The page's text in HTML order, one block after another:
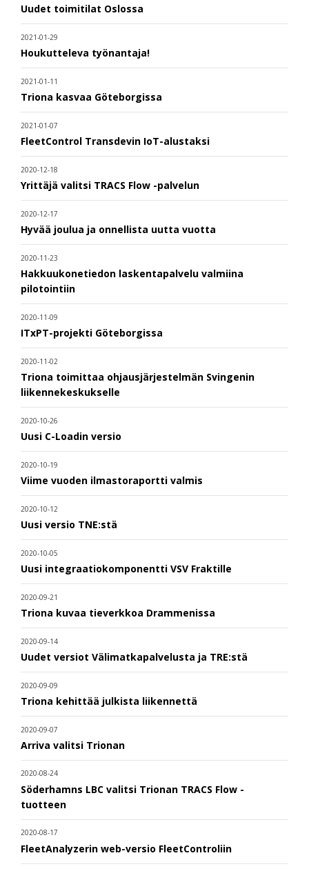
Uudet toimitilat Oslossa
2021-01-29
Houkutteleva työnantaja!
2021-01-11
Triona kasvaa Göteborgissa
2021-01-07
FleetControl Transdevin IoT-alustaksi
2020-12-18
Yrittäjä valitsi TRACS Flow -palvelun
2020-12-17
Hyvää joulua ja onnellista uutta vuotta
2020-11-23
Hakkuukonetiedon laskentapalvelu valmiina
pilotointiin
2020-11-09
ITxPT-projekti Göteborgissa
2020-11-02
Triona toimittaa ohjausjärjestelmän Svingenin
liikennekeskukselle
2020-10-26
Uusi C-Loadin versio
2020-10-19
Viime vuoden ilmastoraportti valmis
2020-10-12
Uusi versio TNE:stä
2020-10-05
Uusi integraatiokomponentti VSV Fraktille
2020-09-21
Triona kuvaa tieverkkoa Drammenissa
2020-09-14
Uudet versiot Välimatkapalvelusta ja TRE:stä
2020-09-09
Triona kehittää julkista liikennettä
2020-09-07
Arriva valitsi Trionan
2020-08-24
Söderhamns LBC valitsi Trionan TRACS Flow -
tuotteen
2020-08-17
FleetAnalyzerin web-versio FleetControliin